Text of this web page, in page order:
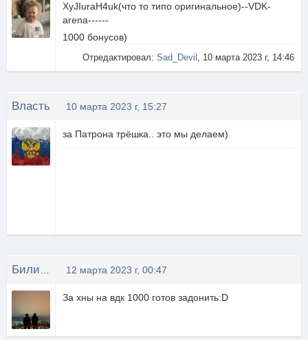
XyJIuraH4uk(что то типо оригинальное)--VDK-
arena------
1000 бонусов)
Отредактировал: Sad_Devil , 10 марта 2023 г, 14:46
Власть 10 марта 2023 г, 15:27
за Патрона трёшка.. это мы делаем)
12 марта 2023 г, 00:47
За хны на вдк 1000 готов задонить:D